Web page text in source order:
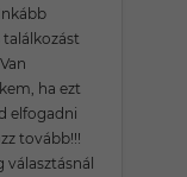
találkozást
ha ezt
elfogadni
tovább!!!
választásnál